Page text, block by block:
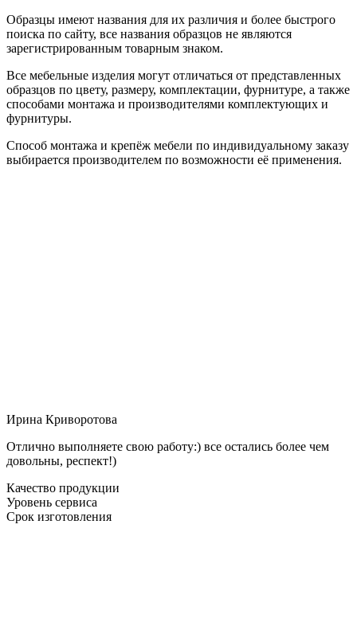
Образцы имеют названия для их различия и более быстрого
поиска по сайту, все названия образцов не являются
зарегистрированным товарным знаком.
Все мебельные изделия могут отличаться от представленных
образцов по цвету, размеру, комплектации, фурнитуре, а также
способами монтажа и производителями комплектующих и
фурнитуры.
Способ монтажа и крепёж мебели по индивидуальному заказу
выбирается производителем по возможности её применения.
Ирина Криворотова
Отлично выполняете свою работу:) все остались более чем
довольны, респект!)
Качество продукции
Уровень сервиса
Срок изготовления